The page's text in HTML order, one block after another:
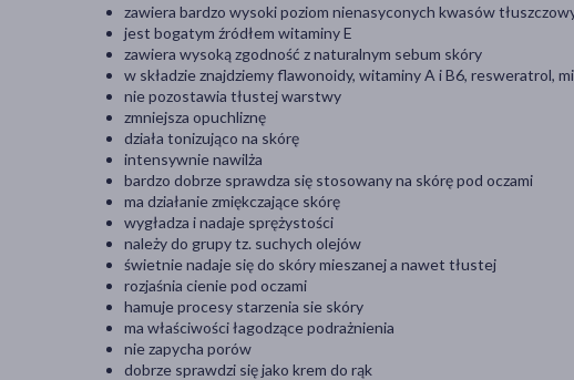
zawiera bardzo wysoki poziom nienasyconych kwasów
jest bogatym źródłem witaminy E
zawiera wysoką zgodność z naturalnym sebum skóry
w składzie znajdziemy flawonoidy, witaminy A i B6, resweratrol,
nie pozostawia tłustej warstwy
zmniejsza opuchliznę
działa tonizująco na skórę
intensywnie nawilża
bardzo dobrze sprawdza się stosowany na skórę pod oczami
ma działanie zmiękczające skórę
wygładza i nadaje sprężystości
należy do grupy tz. suchych olejów
świetnie nadaje się do skóry mieszanej a nawet tłustej
rozjaśnia cienie pod oczami
hamuje procesy starzenia sie skóry
ma właściwości łagodzące podrażnienia
nie zapycha porów
dobrze sprawdzi się jako krem do rąk